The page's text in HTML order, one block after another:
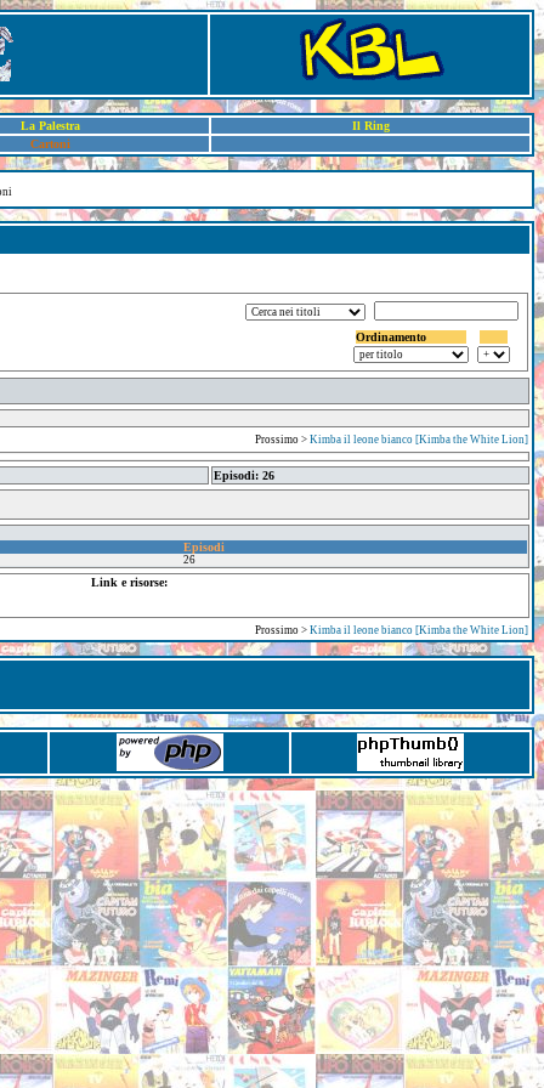
La Palestra
Il Ring
Cartoni
Ordinamento
Prossimo > Kimba il leone bianco [Kimba the White Lion]
Episodi: 26
Episodi
26
Link e risorse:
Prossimo > Kimba il leone bianco [Kimba the White Lion]